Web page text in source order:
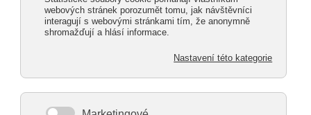
Napište nám!